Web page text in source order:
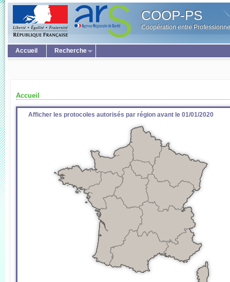
COOP-PS
Coopération entre
Accueil Recherche
Accueil
Afficher les protocoles autorisés par région avant le 01/01/2020